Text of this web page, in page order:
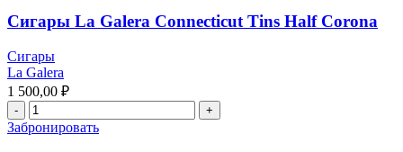
Сигары La Galera Connecticut Tins Half Corona
Сигары
La Galera
1 500,00 ₽
Забронировать